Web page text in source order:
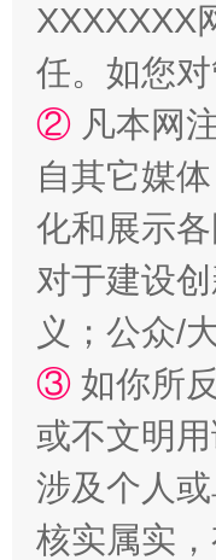
“蜀中异人”王
XXXXXXX
任。如您
② 凡本网
自其它媒
化和展示
对于建设
义；公众/
③ 如你所
或不文明
涉及个人
核实属实